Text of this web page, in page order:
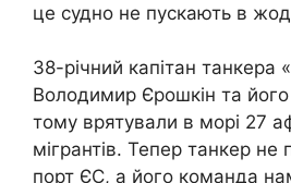
це судно не пускають в
38-річний капітан танкера
Володимир Єрошкін та
тому врятували в морі 27
мігрантів. Тепер танкер
порт ЄС, а його команда